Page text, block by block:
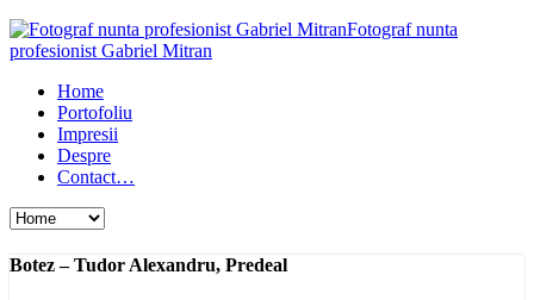
Fotograf nunta
profesionist Gabriel Mitran
Home
Portofoliu
Impresii
Despre
Contact…
Botez – Tudor Alexandru, Predeal